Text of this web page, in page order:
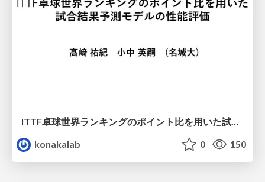
ITTF卓球世界ランキングのポイント比を用いた試合結果予測モデルの性能評価 / Performance evaluation of match result prediction models using the point ratio of the ITTF Table Tennis World Ranking
konakalab
0 150